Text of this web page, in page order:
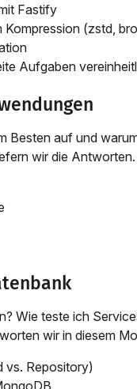
Fastify
(zstd,
Aufgaben
Besten auf und
wir die Antworten.
Wie teste ich
wir in diesem
vs. Repository)